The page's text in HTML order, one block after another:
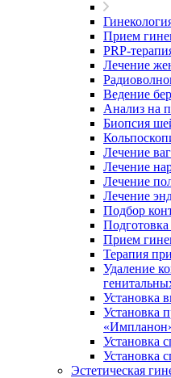
Прием
PRP-
Лечение
Ведение
Анализ на
Биопсия
Лечение
Лечение
Лечение
Лечение
Подбор
Прием
Терапия
Удаление
Установка
Установка
Установка
Установка
Эстетическая